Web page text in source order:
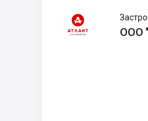
"ГОЛДИС
БУД"
ООО